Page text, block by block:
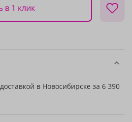
в 1 клик
в Новосибирске за 6 390